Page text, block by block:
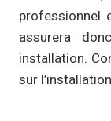
professionnel
assurera
installation.
sur